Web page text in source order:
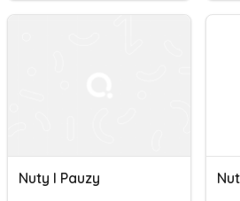
Nuty I Pauzy